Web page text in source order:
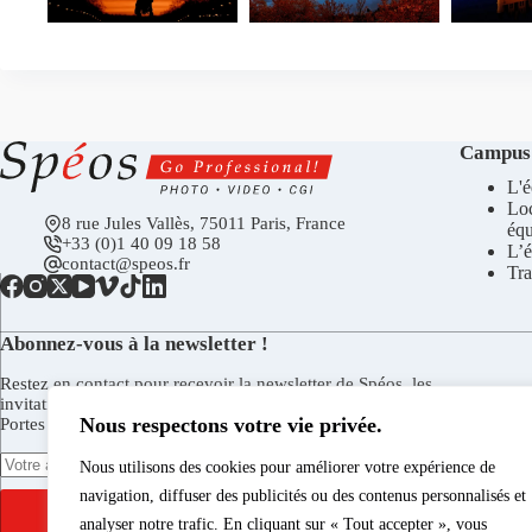
Nous respectons votre vie privée.
Nous utilisons des cookies pour améliorer votre expérience de
navigation, diffuser des publicités ou des contenus personnalisés et
analyser notre trafic. En cliquant sur « Tout accepter », vous
8 rue Jules Vallès, 75011 Paris, France
+33 (0)1 40 09 18 58
contact@speos.fr
Campus
Abonnez-vous à la newsletter !
Restez en contact pour recevoir la newsletter de Spéos, les
invitations aux vernissages de la Galerie Spéos, aux Journées
Portes Ouvertes, et plus encore.
S'INSCRIRE